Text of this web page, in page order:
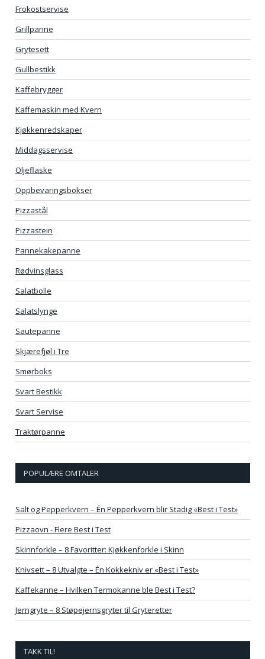
Frokostservise
Grillpanne
Grytesett
Gullbestikk
Kaffebrygger
Kaffemaskin med Kvern
Kjøkkenredskaper
Middagsservise
Oljeflaske
Oppbevaringsbokser
Pizzastål
Pizzastein
Pannekakepanne
Rødvinsglass
Salatbolle
Salatslynge
Sautepanne
Skjærefjøl i Tre
Smørboks
Svart Bestikk
Svart Servise
Traktørpanne
POPULÆRE OMTALER
Salt og Pepperkvern – Én Pepperkvern blir Stadig «Best i Test»
Pizzaovn - Flere Best i Test
Skinnforkle – 8 Favoritter: Kjøkkenforkle i Skinn
Knivsett – 8 Utvalgte – Én Kokkekniv er «Best i Test»
Kaffekanne – Hvilken Termokanne ble Best i Test?
Jerngryte – 8 Støpejernsgryter til Gryteretter
TAKK TIL!